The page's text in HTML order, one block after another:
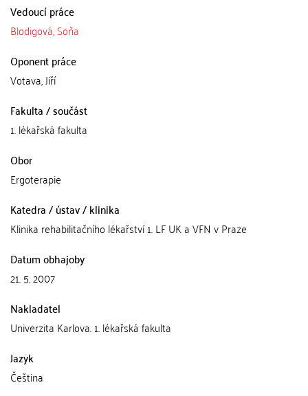
Vedoucí práce
Blodigová, Soňa
Oponent práce
Votava, Jiří
Fakulta / součást
1. lékařská fakulta
Obor
Ergoterapie
Katedra / ústav / klinika
Klinika rehabilitačního lékařství 1. LF UK a VFN v Praze
Datum obhajoby
21. 5. 2007
Nakladatel
Univerzita Karlova. 1. lékařská fakulta
Jazyk
Čeština